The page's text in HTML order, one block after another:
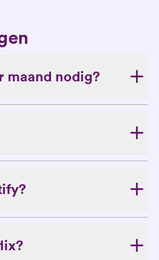
maand nodig?